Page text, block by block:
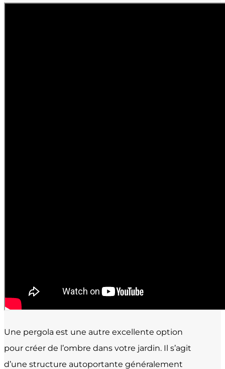
Une pergola est une autre excellente option
pour créer de l’ombre dans votre jardin. Il s’agit
d’une structure autoportante généralement